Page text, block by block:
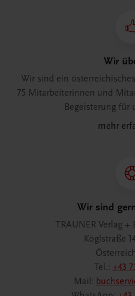
Wir
Wir sind ein
75 Mitarbeiterinnen und
Begeisterung für
mehr
Wir sind
TRAUNER Verlag +
Köglstraße
Tel.: +43
Mail: